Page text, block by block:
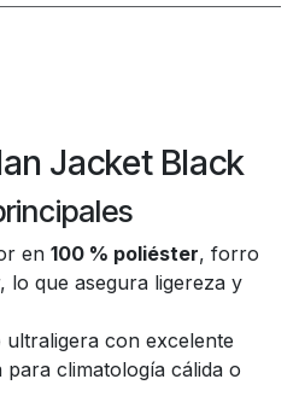
Jacket Black
en 100 % poliéster, forro
lo que asegura ligereza y
ultraligera con excelente
climatología cálida o